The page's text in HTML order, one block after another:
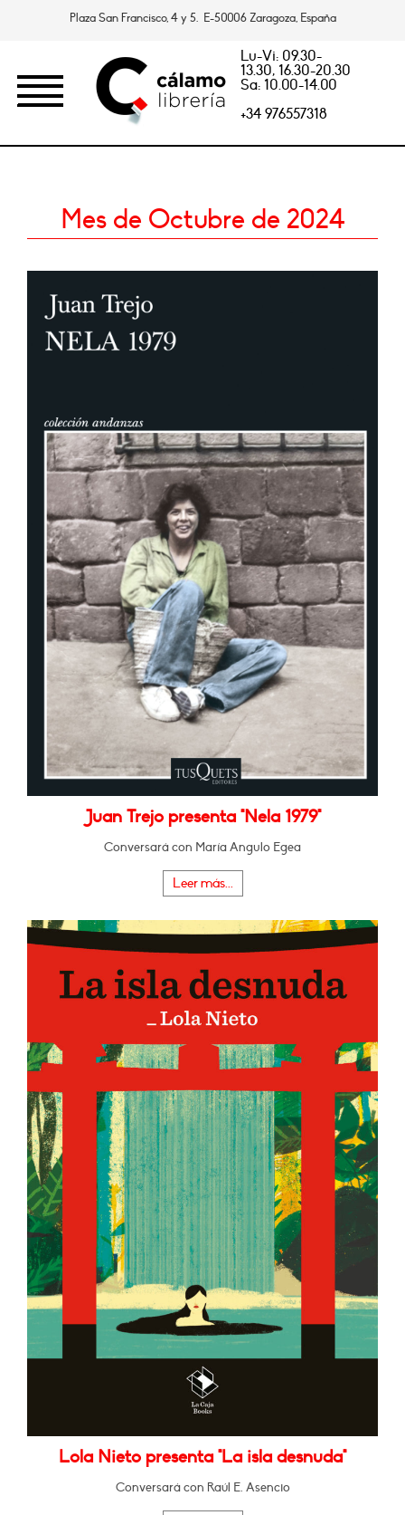
Plaza San Francisco, 4 y 5. E-50006 Zaragoza, España
Lu-Vi: 09.30-
13.30, 16.30-20.30
Sa: 10.00-14.00
+34 976557318
Mes de Octubre de 2024
Juan Trejo presenta "Nela 1979"
Conversará con María Angulo Egea
Leer más...
Lola Nieto presenta "La isla desnuda"
Conversará con Raúl E. Asencio